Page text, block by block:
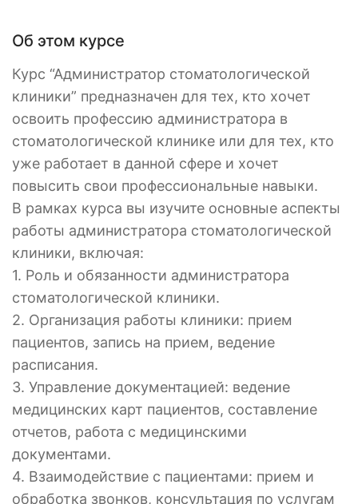
Об этом курсе
Курс “Администратор стоматологической
клиники” предназначен для тех, кто хочет
освоить профессию администратора в
стоматологической клинике или для тех, кто
уже работает в данной сфере и хочет
повысить свои профессиональные навыки.
В рамках курса вы изучите основные аспекты
работы администратора стоматологической
клиники, включая:
1. Роль и обязанности администратора
стоматологической клиники.
2. Организация работы клиники: прием
пациентов, запись на прием, ведение
расписания.
3. Управление документацией: ведение
медицинских карт пациентов, составление
отчетов, работа с медицинскими
документами.
4. Взаимодействие с пациентами: прием и
обработка звонков, консультация по услугам